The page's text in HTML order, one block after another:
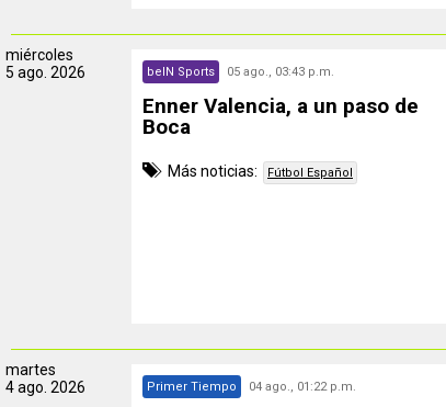
miércoles
5 ago. 2026
beIN Sports 05 ago., 03:43 p.m.
Enner Valencia, a un paso de
Boca
Más noticias: Fútbol Español
martes
4 ago. 2026
Primer Tiempo 04 ago., 01:22 p.m.